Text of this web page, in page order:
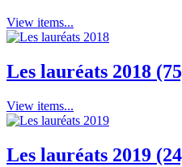
View items...
Les lauréats 2018
View items...
Les lauréats 2019